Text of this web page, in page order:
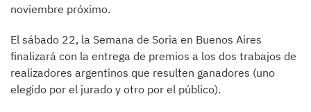
noviembre próximo.
El sábado 22, la Semana de Soria en Buenos Aires
finalizará con la entrega de premios a los dos trabajos de
realizadores argentinos que resulten ganadores (uno
elegido por el jurado y otro por el público).